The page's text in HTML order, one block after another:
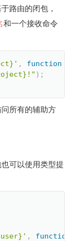
路由的闭包，
和一个接收命令
, function
) ;
所有的辅助方
可以使用类型提
,
function